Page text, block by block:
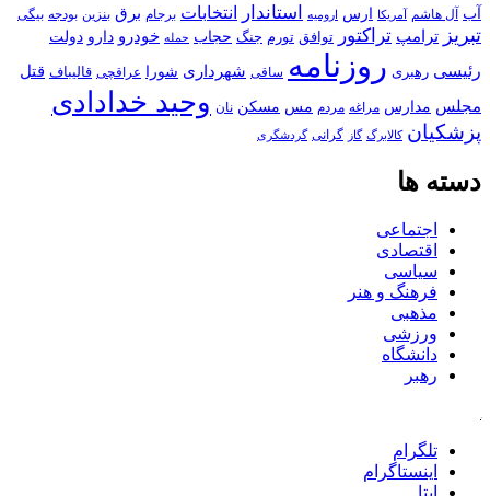
آب آل هاشم آمریکا ارس ارومیه استاندار انتخابات برجام برق بنزین بودجه بیگی
تبریز ترامپ تراکتور توافق تورم جنگ حجاب حمله خودرو دارو دولت
رئیسی رهبری روزنامه ساقی شهرداری شورا عراقچی قالیباف قتل
مجلس مدارس مراغه مردم مس مسکن نان وحید خدادادی
پزشکیان کالابرگ گاز گرانی گردشگری
دسته ها
اجتماعی
اقتصادی
سیاسی
فرهنگ و هنر
مذهبی
ورزشی
دانشگاه
رهبر
تلگرام
اینستاگرام
ایتا